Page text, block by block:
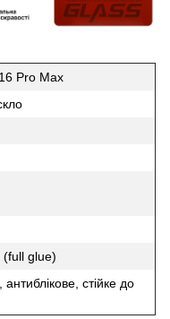
Pro Max
(full glue)
стійке до